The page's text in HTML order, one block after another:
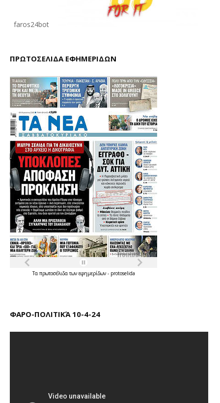
faros24bot
ΠΡΩΤΟΣΕΛΙΔΑ ΕΦΗΜΕΡΙΔΩΝ
Τα πρωτοσέλιδατων εφημερίδων - protoselida
ΦΑΡΟ-ΠΟΛΙΤΙΚΆ 10-4-24